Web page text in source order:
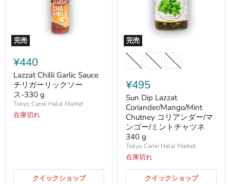
完売
Chilli
Garlic
Sauce
チ
リ
ガ
ー
リ
¥440
Lazzat Chilli Garlic Sauce
チリガーリックソー
ス-330 g
Tokyo Camii Halal Market
在庫切れ
クイックショップ
完売
Dip
Lazzat
Chutney
コ
リ
ア
ン
ダ
ー/
マ
ン
ゴ
ミ
¥495
Sun Dip Lazzat
Coriander/Mango/Mint
Chutney コリアンダー/マ
ンゴー/ミントチャツネ
340 g
Tokyo Camii Halal Market
在庫切れ
クイックショップ